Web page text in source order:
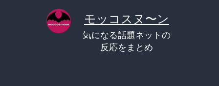
モッコスヌ〜ン
気になる話題ネットの
反応をまとめ